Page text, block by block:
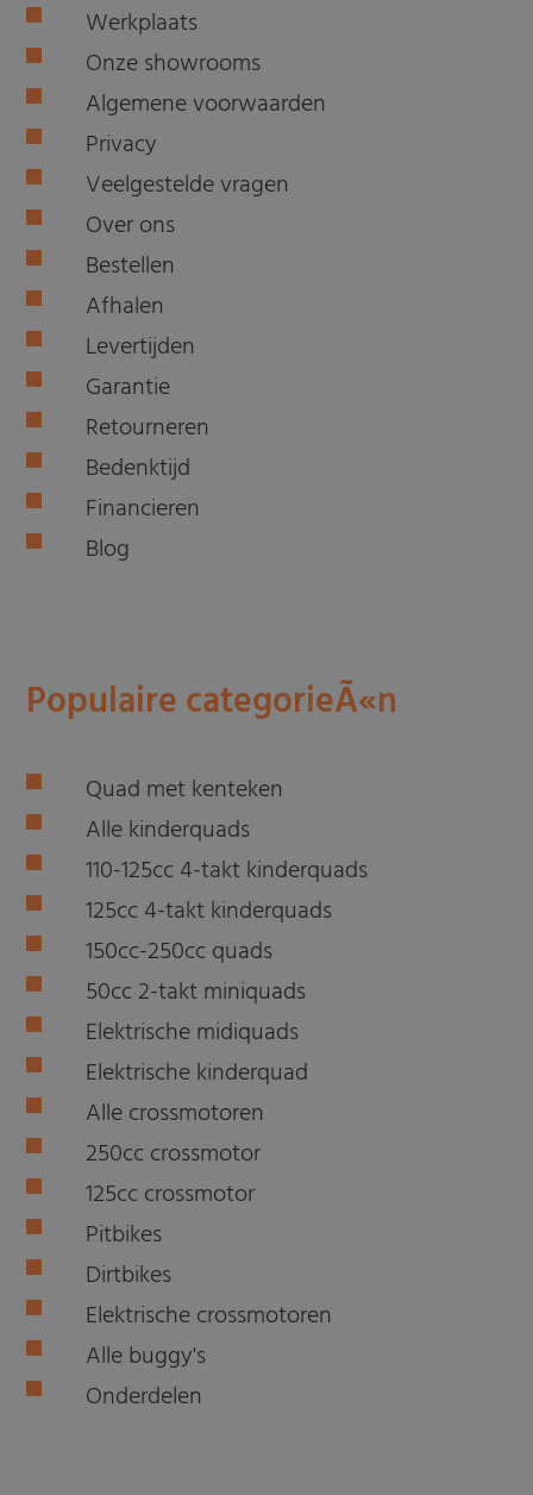
Werkplaats
Onze showrooms
Algemene voorwaarden
Privacy
Veelgestelde vragen
Over ons
Bestellen
Afhalen
Levertijden
Garantie
Retourneren
Bedenktijd
Financieren
Blog
Populaire categorieÃ«n
Quad met kenteken
Alle kinderquads
110-125cc 4-takt kinderquads
125cc 4-takt kinderquads
150cc-250cc quads
50cc 2-takt miniquads
Elektrische midiquads
Elektrische kinderquad
Alle crossmotoren
250cc crossmotor
125cc crossmotor
Pitbikes
Dirtbikes
Elektrische crossmotoren
Alle buggy's
Onderdelen